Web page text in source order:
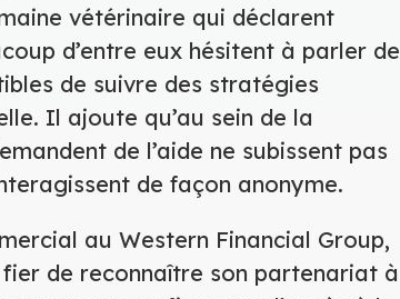
vétérinaire qui déclarent
d’entre eux hésitent à parler de
de suivre des stratégies
Il ajoute qu’au sein de la
de l’aide ne subissent pas
de façon anonyme.
au Western Financial Group,
de reconnaître son partenariat à